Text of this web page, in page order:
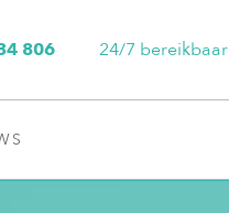
806 24/7 bereikbaar